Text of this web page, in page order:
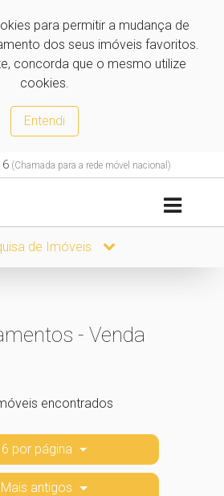
para permitir a mudança de
dos seus imóveis favoritos.
concorda que o mesmo utilize
cookies.
Entendi
(Chamada para a rede móvel nacional)
de Imóveis
- Venda
encontrados
6 por página
Mais antigos